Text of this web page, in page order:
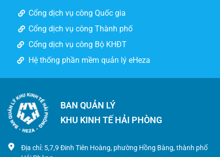
Cổng dịch vụ công Quốc gia
Cổng dịch vụ công Thành phố
Cổng dịch vụ công Bộ KHĐT
Hệ thống phần mềm quản lý eHeza
BAN QUẢN LÝ
KHU KINH TẾ HẢI PHÒNG
Địa chỉ: 5,7,9 Đinh Tiên Hoàng, phường Hồng Bàng, thành phố